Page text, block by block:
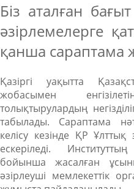
Біз аталған
әзірлемелерге
қанша сараптама
Қазіргі уақытта
жобасымен
толықтырулардың
табылады. Сараптама
келісу кезінде ҚР Ұлттық
ескеріледі.
бойынша жасалған
әзірлеуші мемлекеттік